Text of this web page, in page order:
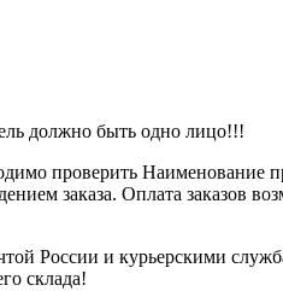
должно быть одно лицо!!!
проверить
заказа. Оплата заказов
России и курьерскими
склада!